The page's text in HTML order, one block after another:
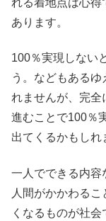
れる着地点は心
あります。
100％実現しない
う。などもある
れませんが、完全
進むことで100％
出てくるかもしれ
一人でできる内容
人間がかかわる
くなるものが社